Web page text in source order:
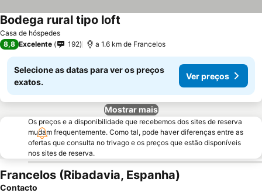
Casa de hóspedes
Bodega rural tipo loft
8,8 Excelente 192 a 1.6 km de Francelos
Selecione as datas para ver os preços
exatos.
Ver preços
Mostrar mais
Os preços e a disponibilidade que recebemos dos sites de reserva
mudam frequentemente. Como tal, pode haver diferenças entre as
ofertas que consulta no trivago e os preços que estão disponíveis
nos sites de reserva.
Francelos (Ribadavia, Espanha)
Contacto